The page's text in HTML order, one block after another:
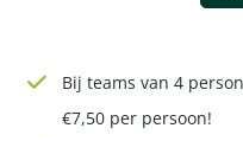
Bij teams van 4
€7,50 per persoon!